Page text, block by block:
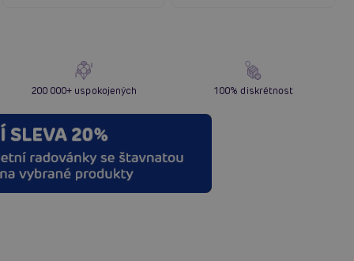
200 000+ uspokojených 100% diskrétnost